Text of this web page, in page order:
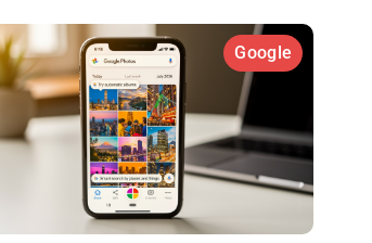
Google